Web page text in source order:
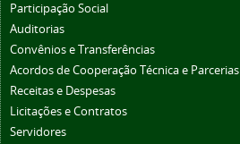
Participação Social
Auditorias
Convênios e Transferências
Acordos de Cooperação Técnica e Parcerias
Receitas e Despesas
Licitações e Contratos
Servidores